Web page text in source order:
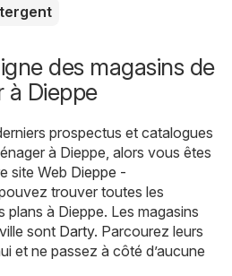
des magasins de
à Dieppe
prospectus et catalogues
à Dieppe, alors vous êtes
site Web Dieppe -
trouver toutes les
plans à Dieppe. Les magasins
sont Darty. Parcourez leurs
et ne passez à côté d’aucune